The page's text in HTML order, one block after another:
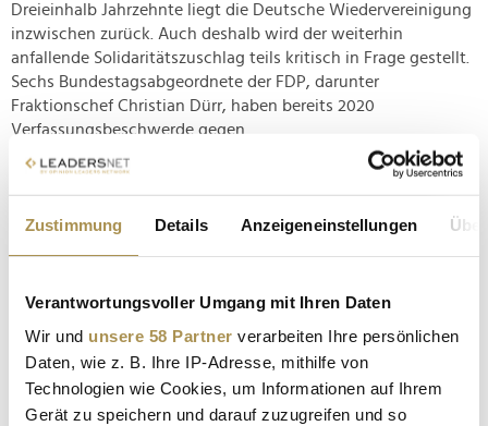
Zustimmung Details Anzeigeneinstellungen
Verantwortungsvoller Umgang mit Ihren Daten
Wir und unsere 58 Partner verarbeiten Ihre persönlichen
Daten, wie z. B. Ihre IP-Adresse, mithilfe von
Technologien wie Cookies, um Informationen auf Ihrem
Gerät zu speichern und darauf zuzugreifen und so
Dreieinhalb Jahrzehnte liegt die Deutsche Wiedervereinigung
inzwischen zurück. Auch deshalb wird der weiterhin
anfallende Solidaritätszuschlag teils kritisch in Frage gestellt.
Sechs Bundestagsabgeordnete der FDP, darunter
Fraktionschef Christian Dürr, haben bereits 2020
Verfassungsbeschwerde gegen...
Das waren die Wirtschaftsgipfel von Scholz und
Lindner
NEWS | 29.10.2024
Viel Lärm, keine Beschlüsse: Am Dienstag haben sowohl der
Industrievertretern geladen, um Herausforderungen und
Lösungsmöglichkeiten für die darbende Wirtschaft der
Bundesrepublik zu erörtern. Demonstriert haben die Köpfe der
beiden...